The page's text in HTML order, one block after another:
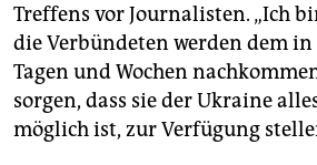
Treffens vor Journalisten. „Ich
die Verbündeten werden dem
Tagen und Wochen
sorgen, dass sie der Ukraine
möglich ist, zur Verfügung